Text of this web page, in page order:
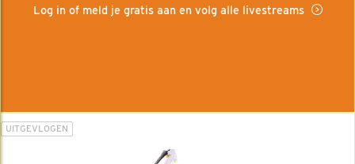
Log in of meld je gratis aan en volg alle livestreams
UITGEVLOGEN